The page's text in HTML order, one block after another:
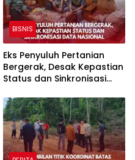
BISNIS
Eks Penyuluh Pertanian
Bergerak, Desak Kepastian
Status dan Sinkronisasi